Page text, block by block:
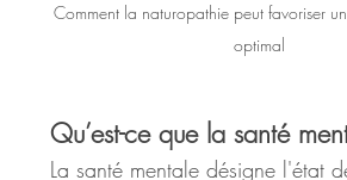
Comment la naturopathie peut favoriser
optimal
Qu’est-ce que la santé
La santé mentale désigne l'état